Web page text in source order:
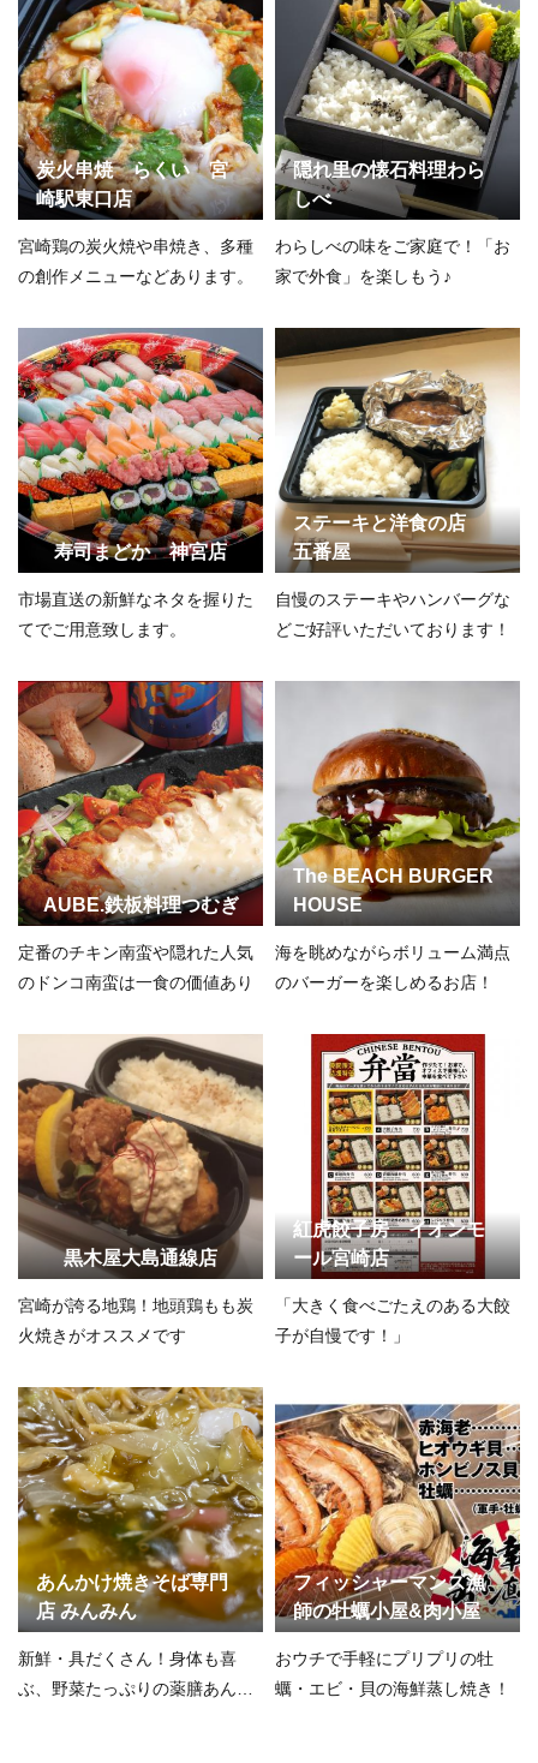
炭火串焼 らくい 宮
崎駅東口店
宮崎鶏の炭火焼や串焼き、多種
の創作メニューなどあります。
隠れ里の懐石料理わら
しべ
わらしべの味をご家庭で！「お
家で外食」を楽しもう♪
寿司まどか 神宮店
市場直送の新鮮なネタを握りた
てでご用意致します。
ステーキと洋食の店
五番屋
自慢のステーキやハンバーグな
どご好評いただいております！
AUBE.鉄板料理つむぎ
定番のチキン南蛮や隠れた人気
のドンコ南蛮は一食の価値あり
The BEACH BURGER
HOUSE
海を眺めながらボリューム満点
のバーガーを楽しめるお店！
黒木屋大島通線店
宮崎が誇る地鶏！地頭鶏もも炭
火焼きがオススメです
紅虎餃子房 イオンモ
ール宮崎店
「大きく食べごたえのある大餃
子が自慢です！」
あんかけ焼きそば専門
店 みんみん
新鮮・具だくさん！身体も喜
ぶ、野菜たっぷりの薬膳あんか
フィッシャーマンズ漁
師の牡蠣小屋&肉小屋
おウチで手軽にプリプリの牡
蠣・エビ・貝の海鮮蒸し焼き！